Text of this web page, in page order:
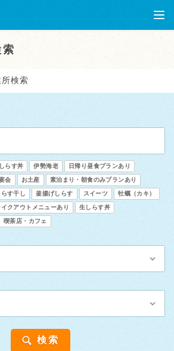
検索
しらす丼 伊勢海老 日帰り昼食プランあり
会 お土産 素泊まり・朝食のみプランあり
らす干し 釜揚げしらす スイーツ 牡蠣（カキ）
クアウトメニューあり 生しらす丼
喫茶店・カフェ
検索